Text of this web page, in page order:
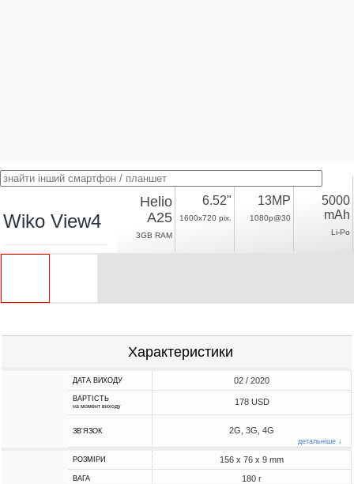
Wiko View4
Helio
A25
3GB RAM
6.52"
1600x720 pix.
13MP
1080p@30
5000
mAh
Li-Po
Характеристики
ДАТА ВИХОДУ 02 / 2020
ВАРТІСТЬ
на момент виходу 178 USD
ЗВ'ЯЗОК 2G, 3G, 4G
детальніше ↓
РОЗМІРИ 156 x 76 x 9 mm
ВАГА 180 г